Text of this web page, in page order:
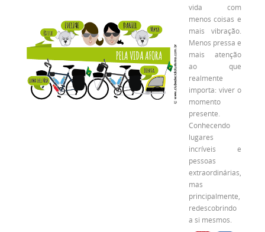
vida com
menos coisas e
mais vibração.
Menos pressa e
mais atenção
ao que
realmente
importa: viver o
momento
presente.
Conhecendo
lugares
incríveis e
pessoas
extraordinárias,
mas
principalmente,
redescobrindo
a si mesmos.